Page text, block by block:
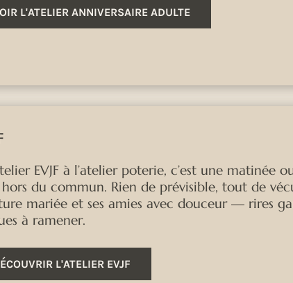
L'ATELIER ANNIVERSAIRE ADULTE
EVJF à l’atelier poterie, c’est une matinée
du commun. Rien de prévisible, tout de
mariée et ses amies avec douceur — rires
à ramener.
L'ATELIER EVJF